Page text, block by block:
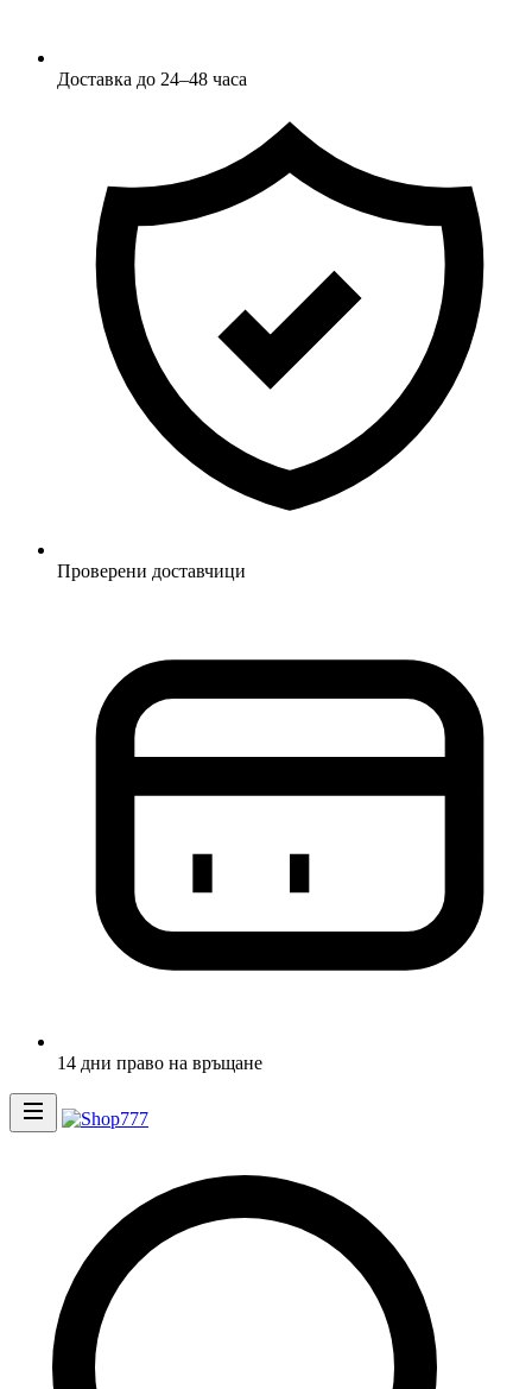
Доставка до 24–48 часа
Проверени доставчици
14 дни право на връщане